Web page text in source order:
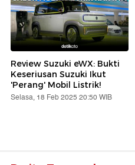
Review Suzuki eWX: Bukti
Keseriusan Suzuki Ikut
'Perang' Mobil Listrik!
Selasa, 18 Feb 2025 20:50 WIB